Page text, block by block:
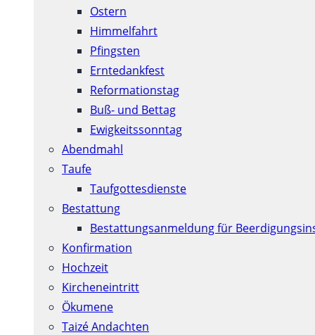
Ostern
Himmelfahrt
Pfingsten
Erntedankfest
Reformationstag
Buß- und Bettag
Ewigkeitssonntag
Abendmahl
Taufe
Taufgottesdienste
Bestattung
Bestattungsanmeldung für
Konfirmation
Hochzeit
Kircheneintritt
Ökumene
Taizé Andachten